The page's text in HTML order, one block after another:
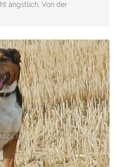
ängstlich. Von der